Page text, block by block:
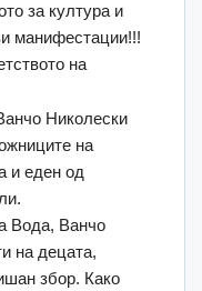
за култура и
манифестации!!!
на
Николески
на
и еден од
Вода, Ванчо
на децата,
збор. Како